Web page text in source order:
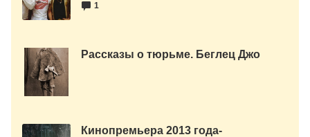
1
Рассказы о тюрьме. Беглец Джо
Кинопремьера 2013 года-